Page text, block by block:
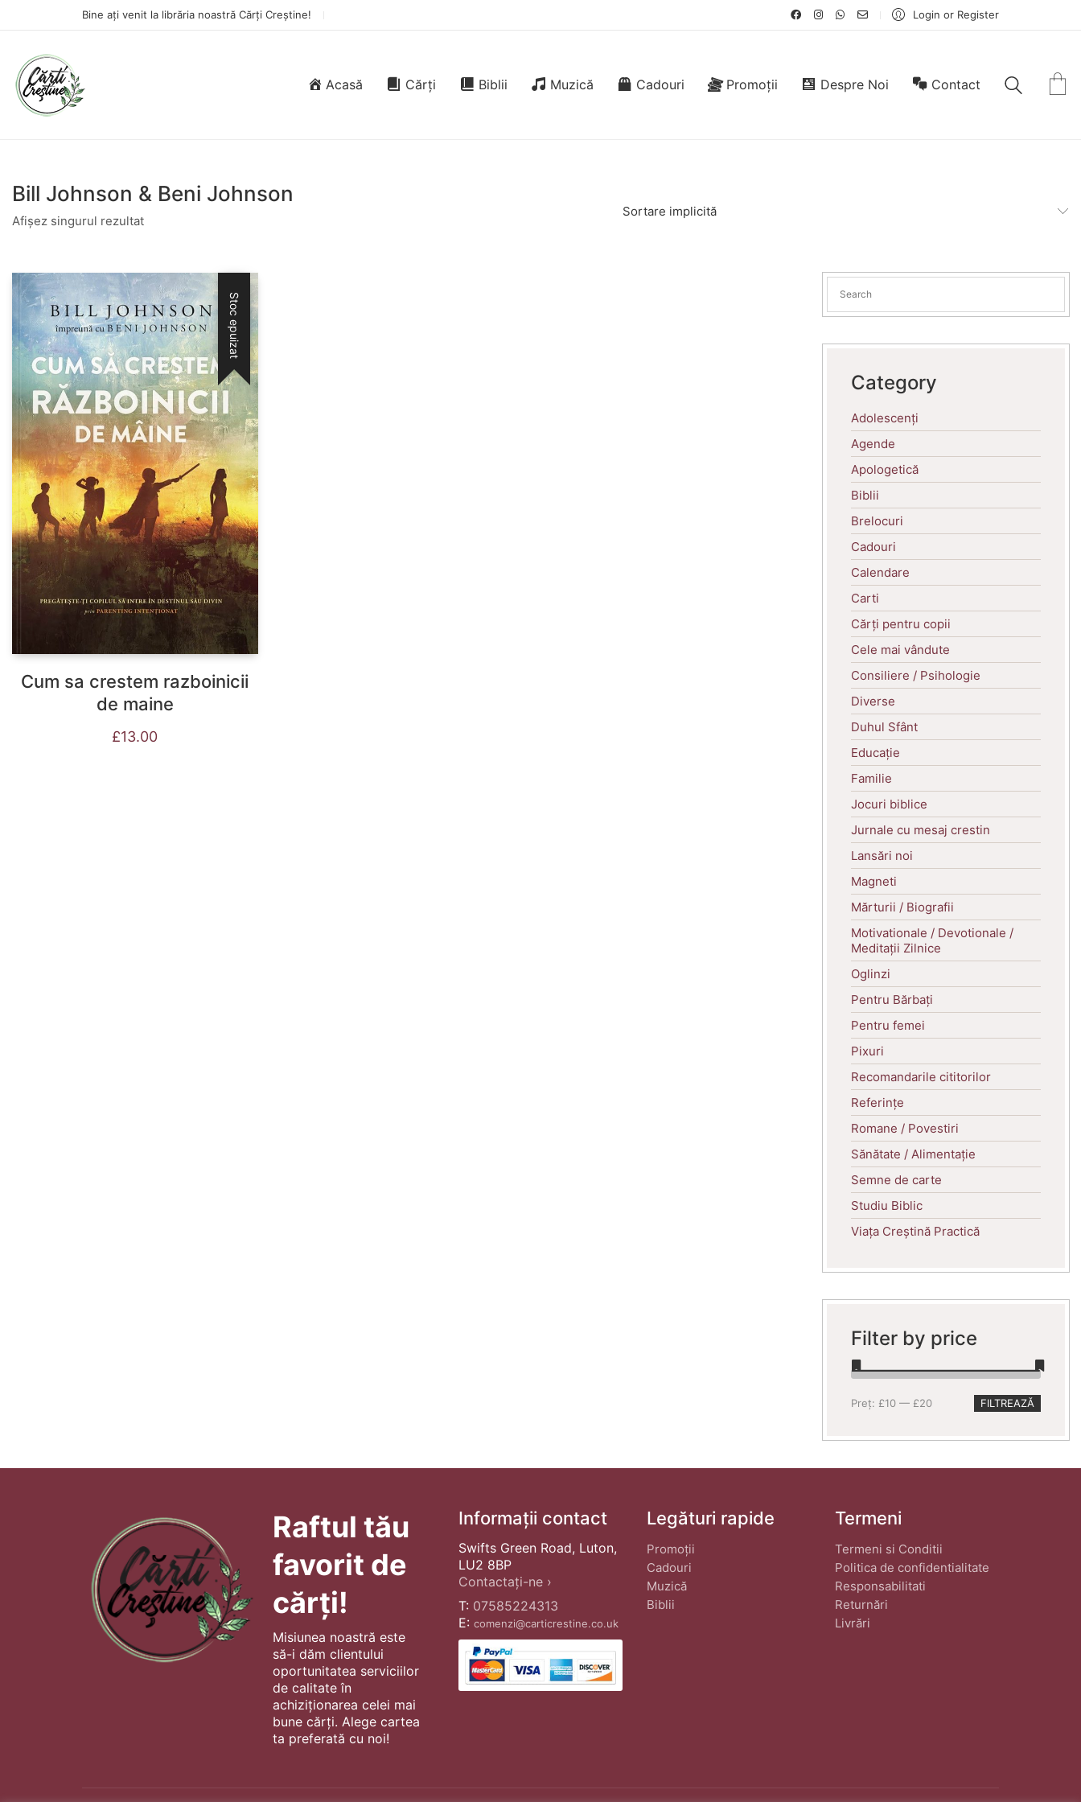
Bine ați venit la librăria noastră Cărți Creștine! Login or Register
Acasă Cărți Biblii Muzică Cadouri Promoții Despre Noi Contact
Bill Johnson & Beni Johnson
Afișez singurul rezultat
Sortare implicită
Stoc epuizat
Cum sa crestem razboinicii
de maine
£13.00
Category
Adolescenți
Agende
Apologetică
Biblii
Brelocuri
Cadouri
Calendare
Carti
Cărți pentru copii
Cele mai vândute
Consiliere / Psihologie
Diverse
Duhul Sfânt
Educație
Familie
Jocuri biblice
Jurnale cu mesaj crestin
Lansări noi
Magneti
Mărturii / Biografii
Motivationale / Devotionale /
Meditații Zilnice
Oglinzi
Pentru Bărbați
Pentru femei
Pixuri
Recomandarile cititorilor
Referințe
Romane / Povestiri
Sănătate / Alimentație
Semne de carte
Studiu Biblic
Viața Creștină Practică
Filter by price
Preț
Preț
FILTREAZĂ
Preț: £10 — £20
Raftul tău
favorit de
cărți!
Misiunea noastră este
să-i dăm clientului
oportunitatea serviciilor
de calitate în
achiziționarea celei mai
bune cărți. Alege cartea
ta preferată cu noi!
Informații contact
Swifts Green Road, Luton,
LU2 8BP
Contactați-ne ›
T: 07585224313
E: comenzi@carticrestine.co.uk
Legături rapide
Promoții
Cadouri
Muzică
Biblii
Termeni
Termeni si Conditii
Politica de confidentialitate
Responsabilitati
Returnări
Livrări